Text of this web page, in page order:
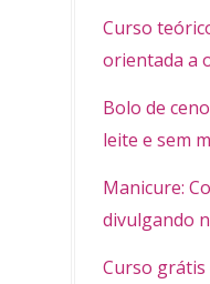
Curso
orientada a
Bolo de
leite e sem
Manicure:
divulgando
Curso grátis